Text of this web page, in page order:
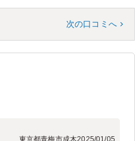
次の口コミへ
東京都青梅市成木2025/01/05